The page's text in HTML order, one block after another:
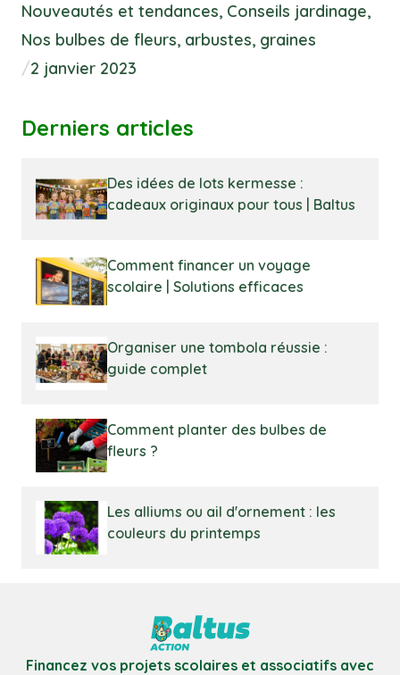
Nouveautés et tendances, Conseils jardinage,
Nos bulbes de fleurs, arbustes, graines
/2 janvier 2023
Derniers articles
Des idées de lots kermesse :
cadeaux originaux pour tous | Baltus
Comment financer un voyage
scolaire | Solutions efficaces
Organiser une tombola réussie :
guide complet
Comment planter des bulbes de
fleurs ?
Les alliums ou ail d'ornement : les
couleurs du printemps
Financez vos projets scolaires et associatifs avec